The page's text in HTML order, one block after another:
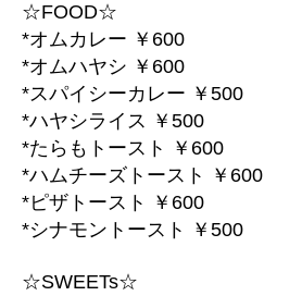
☆FOOD☆
*オムカレー ￥600
*オムハヤシ ￥600
*スパイシーカレー ￥500
*ハヤシライス ￥500
*たらもトースト ￥600
*ハムチーズトースト ￥600
*ピザトースト ￥600
*シナモントースト ￥500
☆SWEETs☆